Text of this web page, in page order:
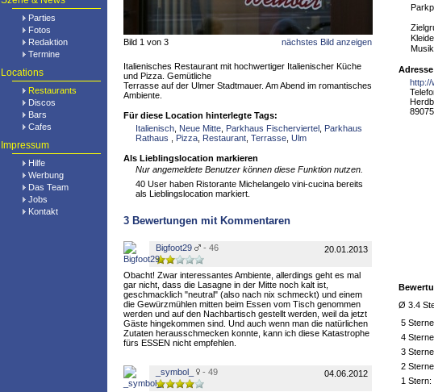
Parties
Fotos
Redaktion
Termine
Locations
Restaurants
Discos
Bars
Cafes
Impressum
Hilfe
Werbung
Das Team
Jobs
Kontakt
http://
Ø 3.4
5
4
3
2
1 Stern:
Bild 1 von 3 nächstes Bild anzeigen
Italienisches Restaurant mit hochwertiger Italienischer Küche
und Pizza. Gemütliche
Terrasse auf der Ulmer Stadtmauer. Am Abend im romantisches
Ambiente.
Für diese Location hinterlegte Tags:
Italienisch Neue Mitte Parkhaus Fischerviertel Parkhaus
Rathaus
Pizza Restaurant Terrasse Ulm
Als Lieblingslocation markieren
Nur angemeldete Benutzer können diese Funktion nutzen.
40 User haben Ristorante Michelangelo vini-cucina bereits
als Lieblingslocation markiert.
3 Bewertungen mit Kommentaren
Bigfoot29 - 46 20.01.2013
Obacht! Zwar interessantes Ambiente, allerdings geht es mal
gar nicht, dass die Lasagne in der Mitte noch kalt ist,
geschmacklich "neutral" (also nach nix schmeckt) und einem
die Gewürzmühlen mitten beim Essen vom Tisch genommen
werden und auf den Nachbartisch gestellt werden, weil da jetzt
Gäste hingekommen sind. Und auch wenn man die natürlichen
Zutaten herausschmecken konnte, kann ich diese Katastrophe
fürs ESSEN nicht empfehlen.
_symbol_ - 49 04.06.2012